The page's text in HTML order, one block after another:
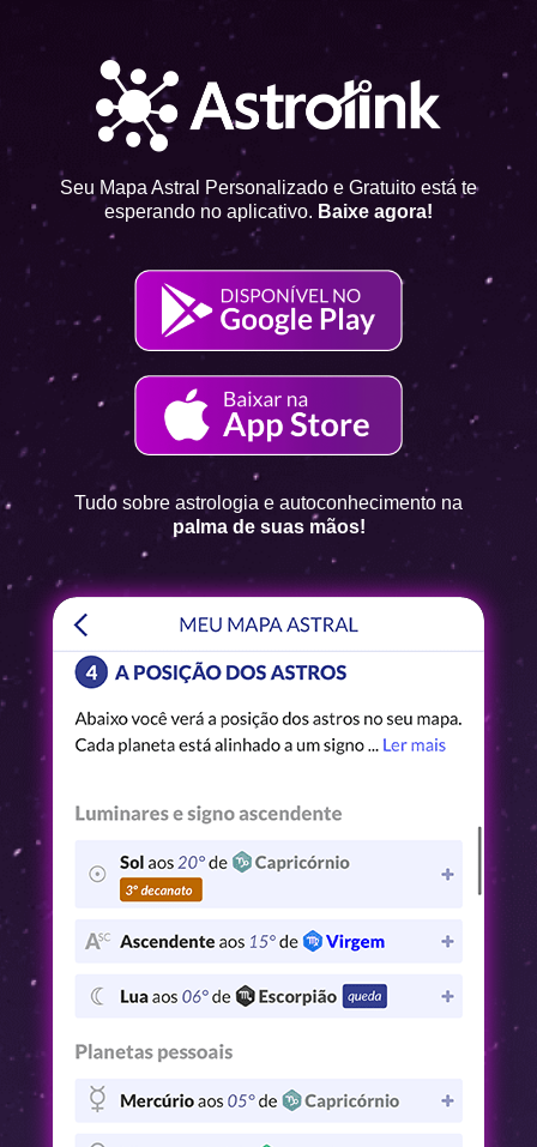
Seu Mapa Astral Personalizado e Gratuito está te
esperando no aplicativo. Baixe agora!
Tudo sobre astrologia e autoconhecimento na
palma de suas mãos!